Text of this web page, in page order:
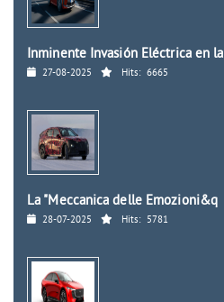
Inminente Invasión Eléctrica en la
27-08-2025 Hits: 6665
La "Meccanica delle Emozioni&q
28-07-2025 Hits: 5781